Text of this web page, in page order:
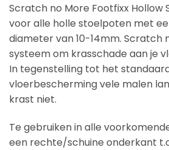
Scratch no More Footfixx Hollow
voor alle holle stoelpoten met
diameter van 10-14mm. Scratch
systeem om krasschade aan je
In tegenstelling tot het
vloerbescherming vele malen
krast niet.
Te gebruiken in alle
een rechte/schuine onderkant